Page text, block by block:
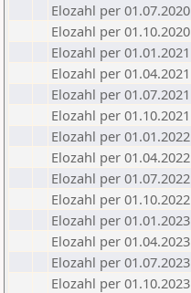
Elozahl per 01.07.2020
Elozahl per 01.10.2020
Elozahl per 01.01.2021
Elozahl per 01.04.2021
Elozahl per 01.07.2021
Elozahl per 01.10.2021
Elozahl per 01.01.2022
Elozahl per 01.04.2022
Elozahl per 01.07.2022
Elozahl per 01.10.2022
Elozahl per 01.01.2023
Elozahl per 01.04.2023
Elozahl per 01.07.2023
Elozahl per 01.10.2023